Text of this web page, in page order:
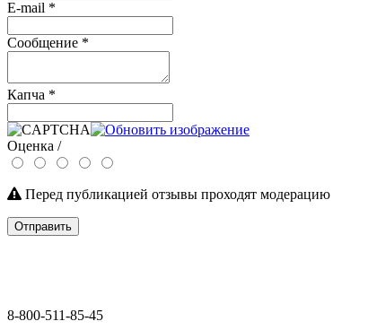
E-mail *
Сообщение *
Капча *
Оценка /
Перед публикацией отзывы проходят модерацию
Отправить
8-800-511-85-45